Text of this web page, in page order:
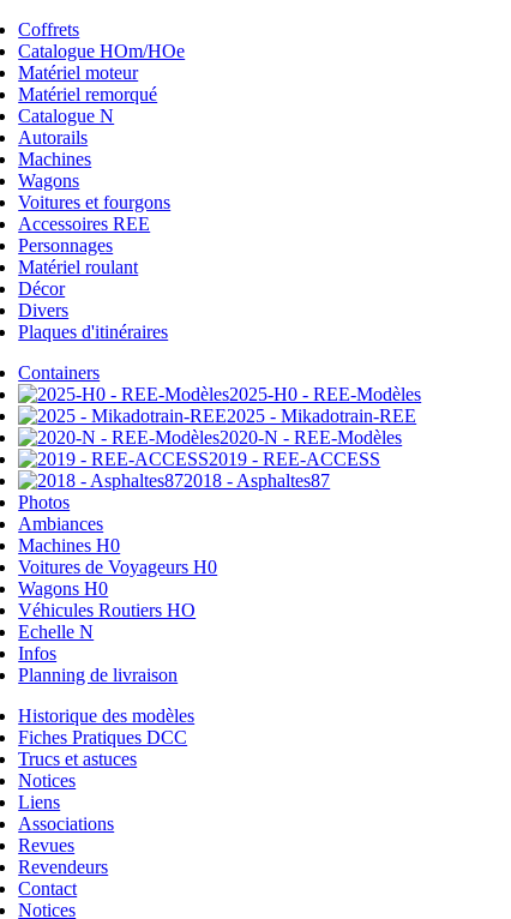
Coffrets
Catalogue HOm/HOe
Matériel moteur
Matériel remorqué
Catalogue N
Autorails
Machines
Wagons
Voitures et fourgons
Accessoires REE
Personnages
Matériel roulant
Décor
Divers
Plaques d'itinéraires
Containers
2025-H0 - REE-Modèles
2025 - Mikadotrain-REE
2020-N - REE-Modèles
2019 - REE-ACCESS
2018 - Asphaltes87
Photos
Ambiances
Machines H0
Voitures de Voyageurs H0
Wagons H0
Véhicules Routiers HO
Echelle N
Infos
Planning de livraison
Historique des modèles
Fiches Pratiques DCC
Trucs et astuces
Notices
Liens
Associations
Revues
Revendeurs
Contact
Notices